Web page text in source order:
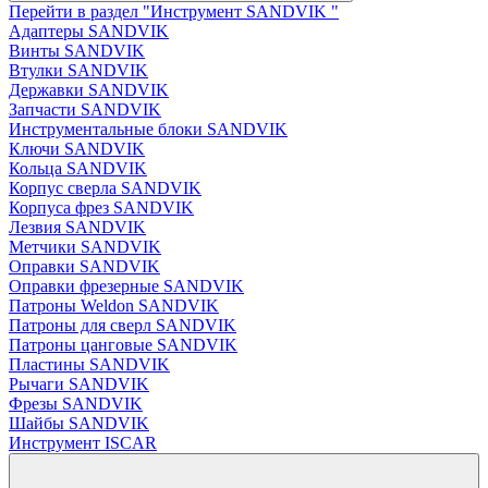
Перейти в раздел "Инструмент SANDVIK "
Адаптеры SANDVIK
Винты SANDVIK
Втулки SANDVIK
Державки SANDVIK
Запчасти SANDVIK
Инструментальные блоки SANDVIK
Ключи SANDVIK
Кольца SANDVIK
Корпус сверла SANDVIK
Корпуса фрез SANDVIK
Лезвия SANDVIK
Метчики SANDVIK
Оправки SANDVIK
Оправки фрезерные SANDVIK
Патроны Weldon SANDVIK
Патроны для сверл SANDVIK
Патроны цанговые SANDVIK
Пластины SANDVIK
Рычаги SANDVIK
Фрезы SANDVIK
Шайбы SANDVIK
Инструмент ISCAR